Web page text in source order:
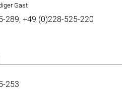
Gast
289 +49 (0)228-525-220
253